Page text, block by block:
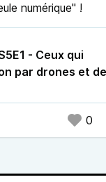
numérique" !
- Ceux qui
par drones et de
0